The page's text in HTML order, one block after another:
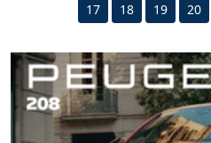
17 18 19 20